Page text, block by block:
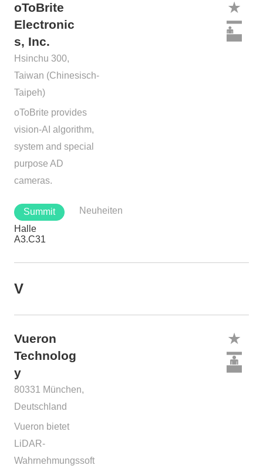
oToBrite
Electronic
s, Inc.
Hsinchu 300,
Taiwan (Chinesisch-
Taipeh)
oToBrite provides
vision-AI algorithm,
system and special
purpose AD
cameras.
Neuheiten
Summit
Halle
A3.C31
V
Vueron
Technolog
y
80331 München,
Deutschland
Vueron bietet
LiDAR-
Wahrnehmungssoft